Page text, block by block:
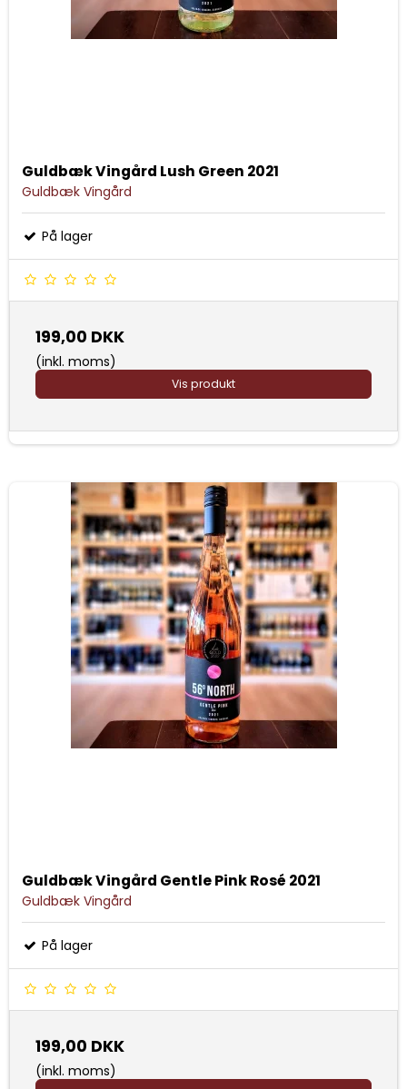
Guldbæk Vingård Lush Green 2021
Guldbæk Vingård
På lager
199,00 DKK
(inkl. moms)
Vis produkt
Guldbæk Vingård Gentle Pink Rosé 2021
Guldbæk Vingård
På lager
199,00 DKK
(inkl. moms)